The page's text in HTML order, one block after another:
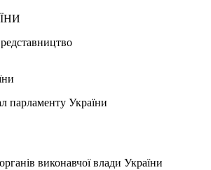
парламенту України
виконавчої влади України